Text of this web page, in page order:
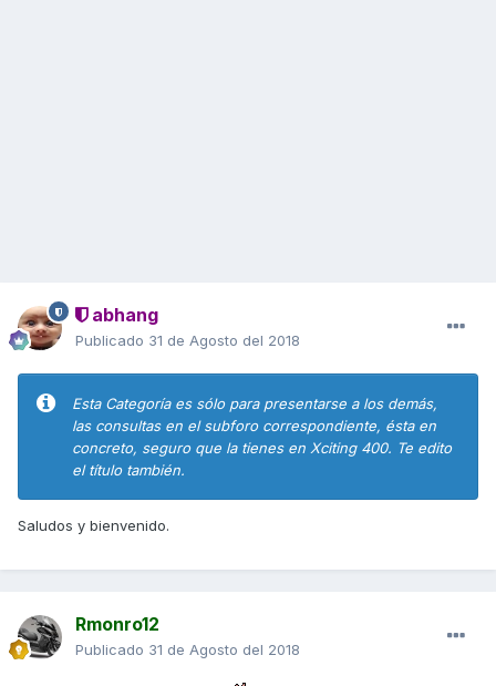
abhang
Publicado 31 de Agosto del 2018
Esta Categoría es sólo para presentarse a los demás,
las consultas en el subforo correspondiente, ésta en
concreto, seguro que la tienes en Xciting 400. Te edito
el título también.
Saludos y bienvenido.
Rmonro12
Publicado 31 de Agosto del 2018